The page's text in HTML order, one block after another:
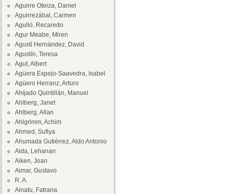
Aguirre Oteiza, Daniel
Aguirrezábal, Carmen
Agulló, Recaredo
Agur Meabe, Miren
Agustí Hernández, David
Agustín, Teresa
Agut, Albert
Agüera Espejo-Saavedra, Isabel
Agüero Herranz, Arturo
Ahijado Quintillán, Manuel
Ahlberg, Janet
Ahlberg, Allan
Ahlgrimm, Achim
Ahmed, Sufiya
Ahumada Gutiérrez, Aldo Antonio
Aida, Lehanan
Aiken, Joan
Aimar, Gustavo
R. A.
Ainatu, Fatrana